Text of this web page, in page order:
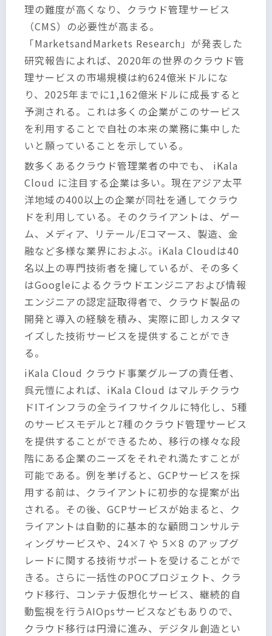
理の難度が高くなり、クラウド管理サービス
（CMS）の必要性が高まる。
「MarketsandMarkets Research」が発表した
研究報告によれば、2020年の世界のクラウド管
理サービスの市場規模は約624億米ドルにな
り、2025年までに1,162億米ドルに成長すると
予測される。これは多くの企業がこのサービス
を利用することで自社の本来の業務に集中した
いと願っていることを示している。
数多くあるクラウド管理業者の中でも、 iKala
Cloud に注目する企業は多い。現在アジア太平
洋地域の400以上の企業が同社を通してクラウ
ドを利用している。そのクライアントは、ゲー
ム、メディア、リテール/Eコマース、製造、金
融など多様な業界におよぶ。iKala Cloudは40
名以上の専門技術者を擁しているが、その多く
はGoogleによるクラウドエンジニアおよび情報
エンジニアの認定証取得者で、クラウド製品の
開発と導入の経験を積み、実際に即しカスタマ
イズした技術サービスを提供することができ
る。
iKala Cloud クラウド事業グループの責任者、
呉元愷によれば、iKala Cloud はマルチクラウ
ドITインフラの全ライフサイクルに特化し、5種
のサービスモデルと7種のクラウド管理サービス
を提供することができるため、移行の様々な段
階にある企業のニーズをそれぞれ満たすことが
可能である。例を挙げると、GCPサービスを採
用する前は、クライアントに初歩的な提案が出
される。その後、GCPサービスが始まると、ク
ライアントは自動的に基本的な顧問コンサルテ
ィングサービスや、24×7 や 5×8 のアップグ
レードに関する技術サポートを受けることがで
きる。さらに一括性のPOCプロジェクト、クラ
ウド移行、コンテナ仮想化サービス、継続的自
動監視を行うAIOpsサービスなどもありので、
クラウド移行は円滑に進み、デジタル創造とい